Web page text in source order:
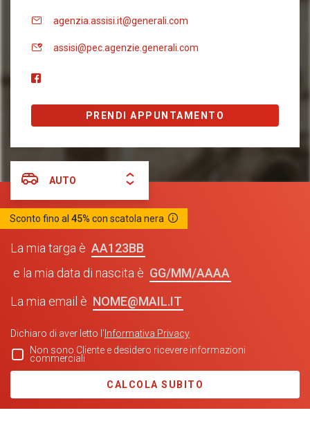
agenzia.assisi.it@generali.com
assisi@pec.agenzie.generali.com
PRENDI APPUNTAMENTO
AUTO
Sconto fino al 45% con scatola nera
La mia targa è
AA123BB
e la mia data di nascita è
GG/MM/AAAA
La mia email è NOME@MAIL.IT
Dichiaro di aver letto l' Informativa Privacy
Non sono Cliente e desidero ricevere informazioni
commerciali
CALCOLA SUBITO